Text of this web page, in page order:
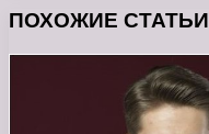
ПОХОЖИЕ СТАТЬИ